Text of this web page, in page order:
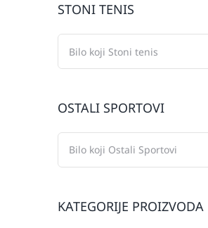
STONI TENIS
OSTALI SPORTOVI
KATEGORIJE PROIZVODA